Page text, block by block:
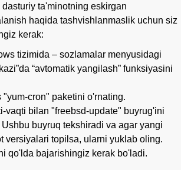
ta'minotning eskirgan
haqida tashvishlanmaslik uchun siz
kerak:
tizimida – sozlamalar menyusidagi
“avtomatik yangilash” funksiyasini
"yum-cron" paketini o'rnating.
vaqti bilan "freebsd-update" buyrug'ini
buyruq tekshiradi va agar yangi
versiyalari topilsa, ularni yuklab oling.
qo'lda bajarishingiz kerak bo'ladi.